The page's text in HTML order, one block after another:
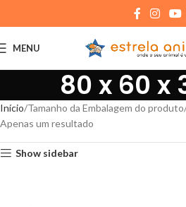
MENU
80 x 60 x
Início Tamanho da Embalagem do produto
Apenas um resultado
Show sidebar